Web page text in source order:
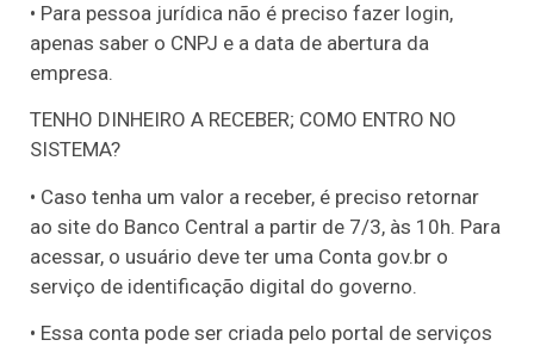
• Para pessoa jurídica não é preciso fazer login,
apenas saber o CNPJ e a data de abertura da
empresa.
TENHO DINHEIRO A RECEBER; COMO ENTRO NO
SISTEMA?
• Caso tenha um valor a receber, é preciso retornar
ao site do Banco Central a partir de 7/3, às 10h. Para
acessar, o usuário deve ter uma Conta gov.br o
serviço de identificação digital do governo.
• Essa conta pode ser criada pelo portal de serviços